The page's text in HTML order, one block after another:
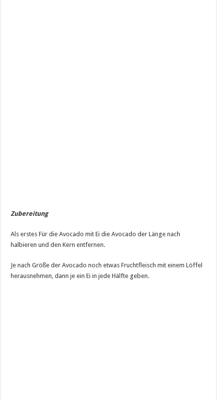
Zubereitung
Als erstes Für die Avocado mit Ei die Avocado der Länge nach
halbieren und den Kern entfernen.
Je nach Größe der Avocado noch etwas Fruchtfleisch mit einem Löffel
herausnehmen, dann je ein Ei in jede Hälfte geben.